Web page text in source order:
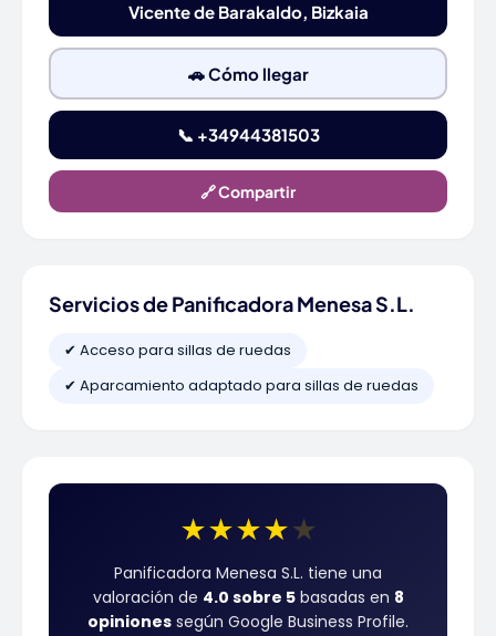
Vicente de Barakaldo, Bizkaia
🚗 Cómo llegar
📞 +34944381503
🔗 Compartir
Servicios de Panificadora Menesa S.L.
✔ Acceso para sillas de ruedas
✔ Aparcamiento adaptado para sillas de ruedas
★★★★★
Panificadora Menesa S.L. tiene una
valoración de 4.0 sobre 5basadas en 8
opiniones según Google Business Profile.